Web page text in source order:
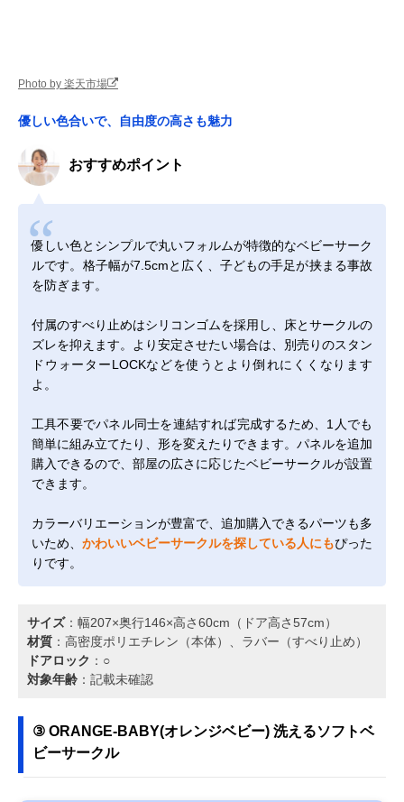
Photo by 楽天市場
優しい色合いで、自由度の高さも魅力
おすすめポイント
優しい色とシンプルで丸いフォルムが特徴的なベビーサーク
ルです。格子幅が7.5cmと広く、子どもの手足が挟まる事故
を防ぎます。
付属のすべり止めはシリコンゴムを採用し、床とサークルの
ズレを抑えます。より安定させたい場合は、別売りのスタン
ドウォーターLOCKなどを使うとより倒れにくくなります
よ。
工具不要でパネル同士を連結すれば完成するため、1人でも
簡単に組み立てたり、形を変えたりできます。パネルを追加
購入できるので、部屋の広さに応じたベビーサークルが設置
できます。
カラーバリエーションが豊富で、追加購入できるパーツも多
いため、 かわいいベビーサークルを探している人にもぴった
りです。
サイズ：幅207×奥行146×高さ60cm（ドア高さ57cm）
材質 ：高密度ポリエチレン（本体）、ラバー（すべり止め）
ドアロック ：○
対象年齢 ：記載未確認
③ ORANGE-BABY(オレンジベビー) 洗えるソフトベ
ビーサークル